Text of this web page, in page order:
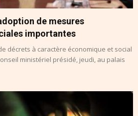
de mesures
importantes
décrets à caractère économique et social
ministériel présidé, jeudi, au palais